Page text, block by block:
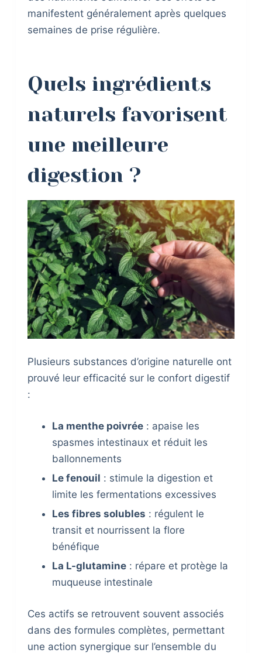
manifestent généralement après quelques
semaines de prise régulière.
Quels ingrédients
naturels favorisent
une meilleure
digestion ?
Plusieurs substances d’origine naturelle ont
prouvé leur efficacité sur le confort digestif
:
La menthe poivrée : apaise les
spasmes intestinaux et réduit les
ballonnements
Le fenouil : stimule la digestion et
limite les fermentations excessives
Les fibres solubles : régulent le
transit et nourrissent la flore
bénéfique
La L-glutamine : répare et protège la
muqueuse intestinale
Ces actifs se retrouvent souvent associés
dans des formules complètes, permettant
une action synergique sur l’ensemble du